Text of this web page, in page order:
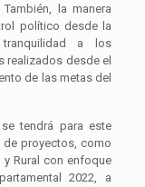
la manera
político desde la
a los
realizados desde el
de las metas del
tendrá para este
proyectos, como
y Rural con enfoque
2022, a